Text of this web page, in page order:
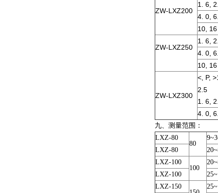
ZW-LXZ200
1. 6,
4. 0,
10, 16
ZW-LXZ250
1. 6,
4. 0,
10, 16
ZW-LXZ300
<, P,
2.5
1. 6,
4. 0,
九、测量范围：
LXZ-80
80
LXZ-80
LXZ-100
100
LXZ-100
LXZ-150